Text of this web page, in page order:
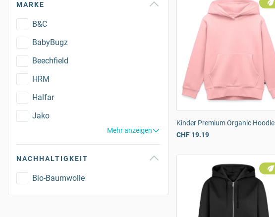
MARKE
B&C
BabyBugz
Beechfield
HRM
Halfar
Jako
Mehr anzeigen
NACHHALTIGKEIT
Bio-Baumwolle
Kinder Premium Organic Hoodie
CHF 19.19